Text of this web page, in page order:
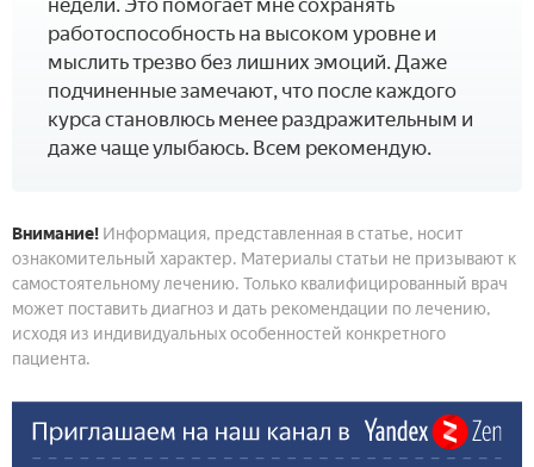
недели. Это помогает мне сохранять
работоспособность на высоком уровне и
мыслить трезво без лишних эмоций. Даже
подчиненные замечают, что после каждого
курса становлюсь менее раздражительным и
даже чаще улыбаюсь. Всем рекомендую.
Внимание! Информация, представленная в статье, носит
ознакомительный характер. Материалы статьи не призывают к
самостоятельному лечению. Только квалифицированный врач
может поставить диагноз и дать рекомендации по лечению,
исходя из индивидуальных особенностей конкретного
пациента.